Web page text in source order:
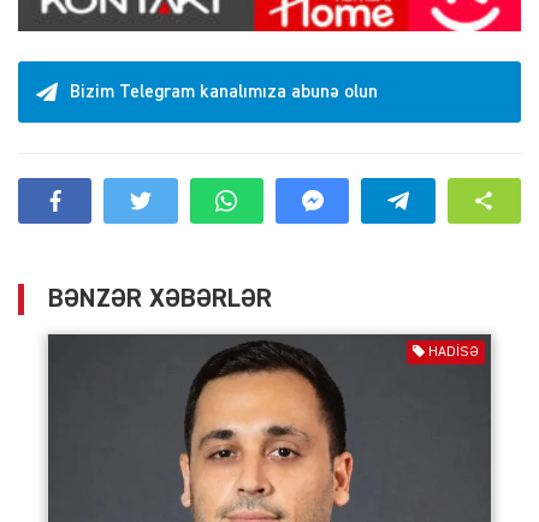
Bizim Telegram kanalımıza abunə olun
BƏNZƏR XƏBƏRLƏR
HADISƏ